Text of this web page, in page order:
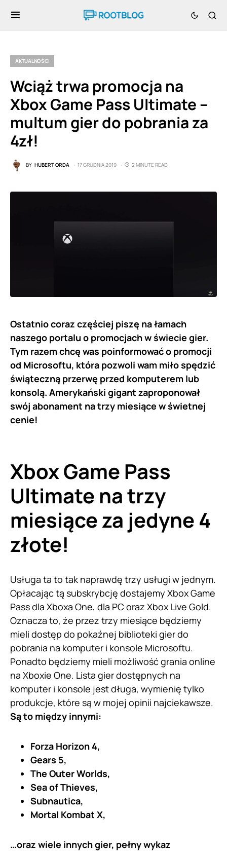
AKTUALNOŚCI
Wciąż trwa promocja na
Xbox Game Pass Ultimate –
multum gier do pobrania za
4zł!
BY HUBERT ORDA 17 GRUDNIA 2019 2 MINUTE READ
Ostatnio coraz częściej piszę na łamach
naszego portalu o promocjach w świecie gier.
Tym razem chcę was poinformować o promocji
od Microsoftu, która pozwoli wam miło spędzić
świąteczną przerwę przed komputerem lub
konsolą. Amerykański gigant zaproponował
swój abonament na trzy miesiące w świetnej
cenie!
Xbox Game Pass
Ultimate na trzy
miesiące za jedyne 4
złote!
Usługa ta to tak naprawdę trzy usługi w jednym.
Opłacając tą subskrybcję dostajemy Xbox Game
Pass dla Xboxa One, dla PC oraz Xbox Live Gold.
Oznacza to, że przez trzy miesiące będziemy
mieli dostęp do pokaźnej biblioteki gier do
pobrania na komputer i konsole Microsoftu.
Ponadto będziemy mieli możliwość grania online
na Xboxie One. Lista gier dostępnych na
komputer i konsole jest długa, wymienię tylko
produkcje, które są w mojej opinii najciekawsze.
Są to między innymi:
Forza Horizon 4,
Gears 5,
The Outer Worlds,
Sea of Thieves,
Subnautica,
Mortal Kombat X,
…oraz wiele innych gier, pełny wykaz